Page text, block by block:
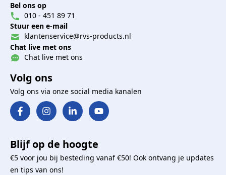
Bel ons op
010 - 451 89 71
Stuur een e-mail
klantenservice@rvs-products.nl
Chat live met ons
Chat live met ons
Volg ons
Volg ons via onze social media kanalen
Blijf op de hoogte
€5 voor jou bij besteding vanaf €50! Ook ontvang je updates
en tips van ons!